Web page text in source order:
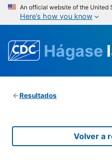
An official website of the United
Here’s how you know
Hágase
Resultados
Volver a